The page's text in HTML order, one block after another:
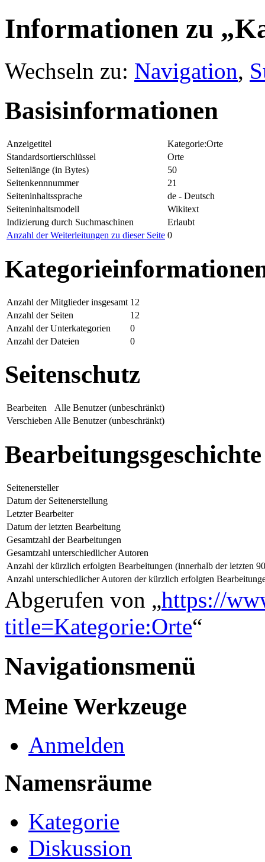
Informationen zu
Wechseln zu: Navigation,
Basisinformationen
Anzeigetitel
Kategorie:Orte
Standardsortierschlüssel
Orte
Seitenlänge (in Bytes)
50
Seitenkennnummer
21
Seiteninhaltssprache
de - Deutsch
Seiteninhaltsmodell
Wikitext
Indizierung durch Suchmaschinen
Erlaubt
Anzahl der Weiterleitungen zu dieser Seite 0
Anzahl der Mitglieder insgesamt 12
Anzahl der Seiten
12
Anzahl der Unterkategorien
0
Anzahl der Dateien
0
Seitenschutz
Bearbeiten
Alle Benutzer (unbeschränkt)
Verschieben Alle Benutzer (unbeschränkt)
Bearbeitungsgeschichte
Seitenersteller
Datum der Seitenerstellung
Letzter Bearbeiter
Datum der letzten Bearbeitung
Gesamtzahl der Bearbeitungen
Gesamtzahl unterschiedlicher Autoren
Anzahl der kürzlich erfolgten Bearbeitungen (innerhalb der letzten
Anzahl unterschiedlicher Autoren der kürzlich erfolgten
Abgerufen von „https://
title=Kategorie:Orte“
Navigationsmenü
Meine Werkzeuge
Anmelden
Namensräume
Kategorie
Diskussion